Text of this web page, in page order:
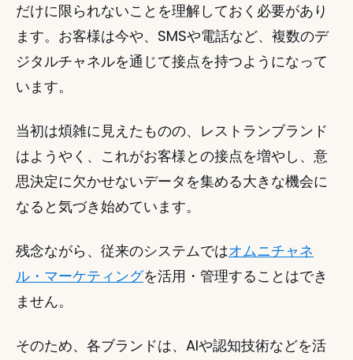
だけに限られないことを理解しておく必要があり
ます。お客様は今や、SMSや電話など、複数のデ
ジタルチャネルを通じて接点を持つようになって
います。
当初は煩雑に見えたものの、レストランブランド
はようやく、これがお客様との接点を増やし、意
思決定に欠かせないデータを集める大きな機会に
なると気づき始めています。
残念ながら、従来のシステムではオムニチャネ
ル・マーケティングを活用・管理することはでき
ません。
そのため、各ブランドは、AIや認知技術などを活